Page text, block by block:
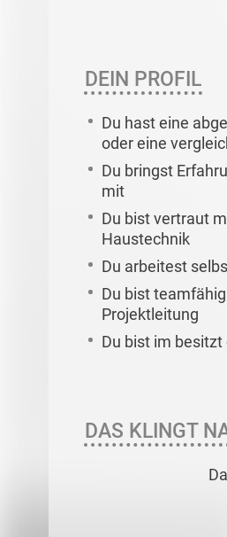
DEIN PROFIL
Du hast eine
oder eine
Du bringst
mit
Du bist vertraut
Haustechnik
Du arbeitest
Du bist
Projektleitung
Du bist im besitzt
DAS KLINGT